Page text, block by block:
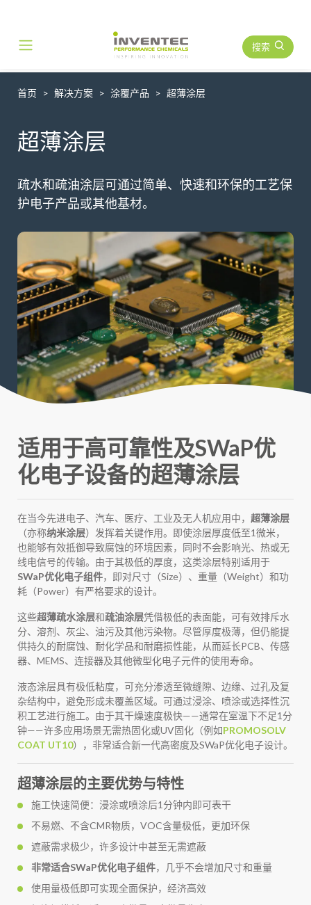
Main Navigation 搜索
首页 解决方案 涂覆产品 超薄涂层
超薄涂层
疏水和疏油涂层可通过简单、快速和环保的工艺保
护电子产品或其他基材。
适用于高可靠性及SWaP优
化电子设备的超薄涂层
在当今先进电子、汽车、医疗、工业及无人机应用中， 超薄涂层
（亦称纳米涂层）发挥着关键作用。即使涂层厚度低至1微米，
也能够有效抵御导致腐蚀的环境因素，同时不会影响光、热或无
线电信号的传输。由于其极低的厚度，这类涂层特别适用于
SWaP优化电子组件，即对尺寸（Size）、重量（Weight）和功
耗（Power）有严格要求的设计。
这些超薄疏水涂层和疏油涂层凭借极低的表面能，可有效排斥水
分、溶剂、灰尘、油污及其他污染物。尽管厚度极薄，但仍能提
供持久的耐腐蚀、耐化学品和耐磨损性能，从而延长PCB、传感
器、MEMS、连接器及其他微型化电子元件的使用寿命。
液态涂层具有极低粘度，可充分渗透至微缝隙、边缘、过孔及复
杂结构中，避免形成未覆盖区域。可通过浸涂、喷涂或选择性沉
积工艺进行施工。由于其干燥速度极快——通常在室温下不足1分
钟——许多应用场景无需热固化或UV固化（例如PROMOSOLV
COAT UT10），非常适合新一代高密度及SWaP优化电子设计。
超薄涂层的主要优势与特性
施工快速简便：浸涂或喷涂后1分钟内即可表干
不易燃、不含CMR物质，VOC含量极低，更加环保
遮蔽需求极少，许多设计中甚至无需遮蔽
非常适合SWaP优化电子组件，几乎不会增加尺寸和重量
使用量极低即可实现全面保护，经济高效